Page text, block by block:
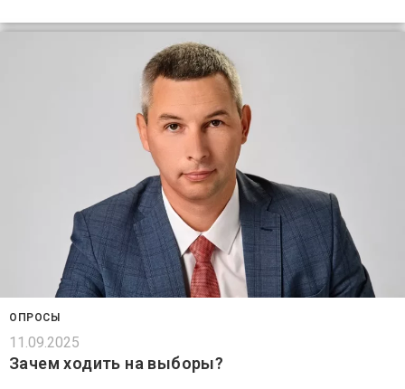
ОПРОСЫ
11.09.2025
Зачем ходить на выборы?